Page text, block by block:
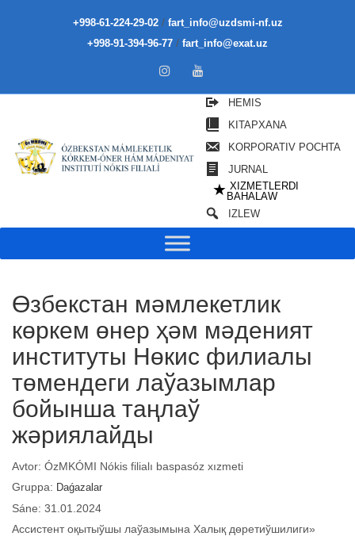
+998-61-224-29-02/ fart_info@uzdsmi-nf.uz
+998-91-394-96-77 / fart_info@exat.uz
HEMIS
KITAPXANA
KORPORATIV POCHTA
JURNAL
★ XIZMETLERDI
BAHALAW
IZLEW
Өзбекстан мәмлекетлик
көркем өнер ҳәм мәденият
институты Нөкис филиалы
төмендеги лаўазымлар
бойынша таңлаў
жәриялайды
Avtor: ÓzMKÓMI Nókis filialı baspasóz xızmeti
Gruppa: Daǵazalar
Sáne: 31.01.2024
Ассистент оқытыўшы лаўазымына Халық дөретиўшилиги»